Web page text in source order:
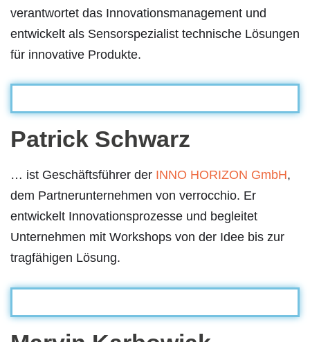
verantwortet das Innovationsmanagement und
entwickelt als Sensorspezialist technische Lösungen
für innovative Produkte.
Patrick Schwarz
… ist Geschäftsführer der INNO HORIZON GmbH,
dem Partnerunternehmen von verrocchio. Er
entwickelt Innovationsprozesse und begleitet
Unternehmen mit Workshops von der Idee bis zur
tragfähigen Lösung.